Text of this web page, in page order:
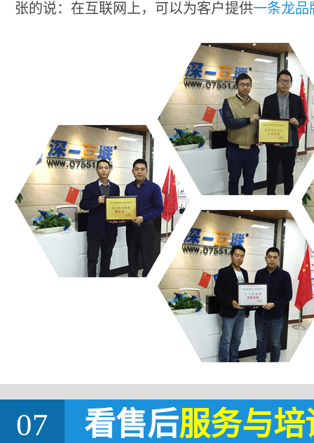
张的说：在互联网上，可以为客户提供一条龙品
07 看售后服务与培